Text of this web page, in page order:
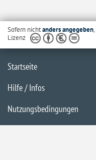
Sofern nichtanders angegeben
Lizenz
Startseite
Hilfe / Infos
Nutzungsbedingungen